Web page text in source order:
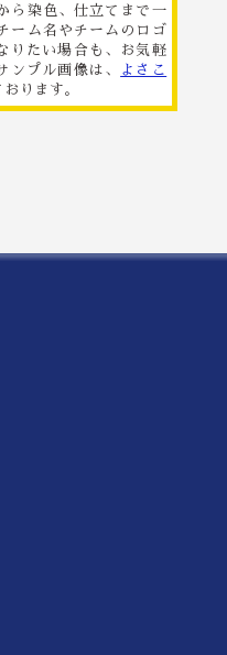
ら染色、仕立てまで一
ーム名やチームのロゴ
りたい場合も、お気軽
ンプル画像は、
よさこ
ります。